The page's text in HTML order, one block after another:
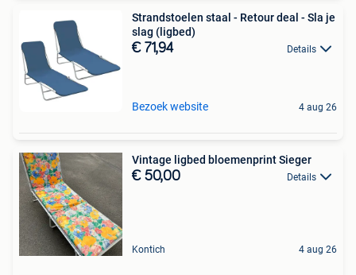
Strandstoelen staal - Retour deal - Sla je
slag (ligbed)
€ 71,94 Details
Bezoek website 4 aug 26
Vintage ligbed bloemenprint Sieger
€ 50,00 Details
Kontich 4 aug 26